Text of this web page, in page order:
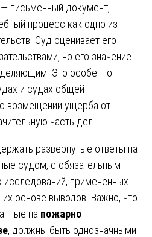
письменный документ,
процесс как одно из
Суд оценивает его
но его значение
Это особенно
и судах общей
возмещении ущерба от
часть дел.
развернутые ответы на
судом, с обязательным
примененных
основе выводов. Важно, что
на пожарно
, должны быть однозначными